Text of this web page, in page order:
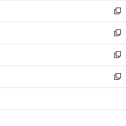
く
で
開
く
ド
ウ
で
開
く
ィ
ン
ド
ウ
で
開
く
し
い
ウ
ィ
ン
ド
ウ
で
開
新
し
い
ウ
ィ
ン
ド
ウ
開
新
し
い
ウ
ィ
ン
ウ
新
し
い
ウ
ン
新
し
ウ